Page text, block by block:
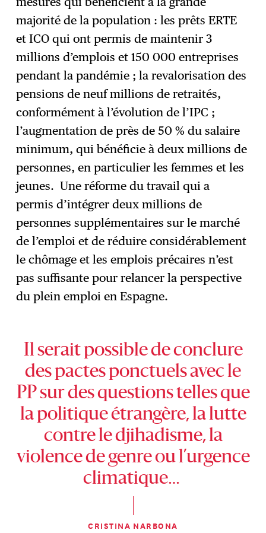
majorité de la population : les prêts ERTE
et ICO qui ont permis de maintenir 3
millions d’emplois et 150 000 entreprises
pendant la pandémie ; la revalorisation des
pensions de neuf millions de retraités,
conformément à l’évolution de l’IPC ;
l’augmentation de près de 50 % du salaire
minimum, qui bénéficie à deux millions de
personnes, en particulier les femmes et les
jeunes. Une réforme du travail qui a
permis d’intégrer deux millions de
personnes supplémentaires sur le marché
de l’emploi et de réduire considérablement
le chômage et les emplois précaires n’est
pas suffisante pour relancer la perspective
du plein emploi en Espagne.
Il serait possible de conclure
des pactes ponctuels avec le
PP sur des questions telles que
la politique étrangère, la lutte
contre le djihadisme, la
violence de genre ou l’urgence
climatique…
CRISTINA NARBONA